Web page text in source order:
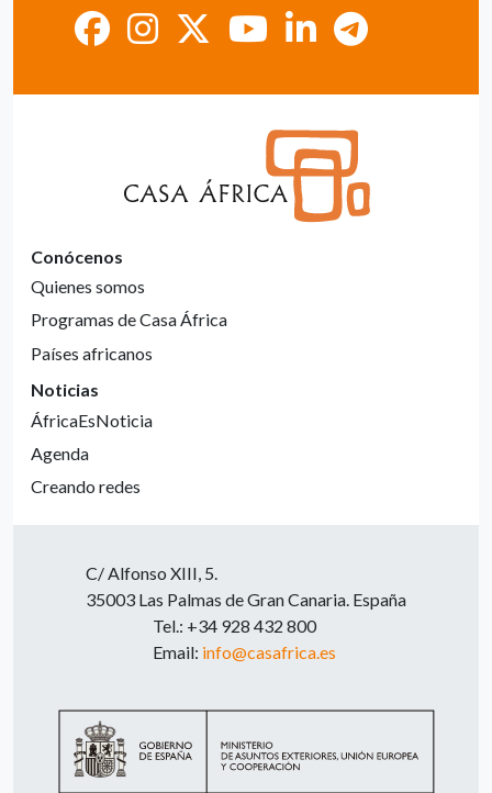
Conócenos
Quienes somos
Programas de Casa África
Países africanos
Noticias
ÁfricaEsNoticia
Agenda
Creando redes
C/ Alfonso XIII, 5.
35003 Las Palmas de Gran Canaria. España
Tel.: +34 928 432 800
Email: info@casafrica.es